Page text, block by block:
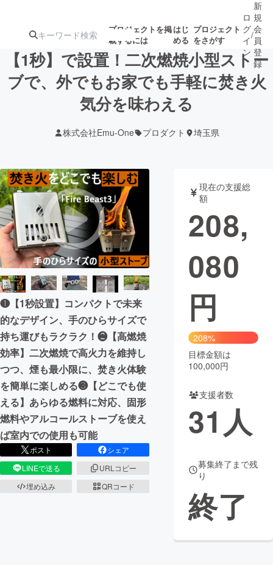
プロジェクトを掲
載するには
はじ
める
プロジェクト
をさがす
注目のリ 注目の新着プロ
ジェクト
募集終了が近いプ
テクノロジー・ガジェット
映像・映画 書籍・雑誌
ビジネス・起業 チャレンジ
まちづくり・地域活性化
CAMPFIRE for Social Good
CAMPFIRE Creation
CAMPFIREふるさと納税 machi-ya コミュニティ
ロ
グ
イ
ン
/
新
規
会
員
登
録
【1秒】で設置！二次燃焼小型ストー
ブで、外でもお家でも手軽に焚き火
気分を味わえる
株式会社Emu-One プロダクト 埼玉県
❶【1秒設置】コンパクトで未来
的なデザイン、手のひらサイズで
持ち運びもラクラク！❷【高燃焼
効率】二次燃焼で高火力を維持し
つつ、煙も最小限に、焚き火体験
を簡単に楽しめる❸【どこでも使
える】あらゆる燃料に対応、固形
燃料やアルコールストーブを使え
ば室内での使用も可能
ポスト
シェア
LINEで送る
URLコピー
埋め込み
QRコード
現在の支援総
額
208,
080
円
208%
目標金額は
100,000円
支援者数
31 人
募集終了まで残
り
終了